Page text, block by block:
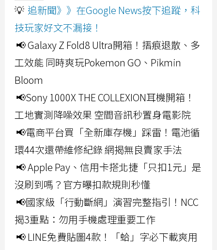
💡 追新聞》》在Google News按下追蹤，科
技玩家好文不漏接！
📢 Galaxy Z Fold8 Ultra開箱！摺痕退散、多
工效能 同時爽玩Pokemon GO、Pikmin
Bloom
📢Sony 1000X THE COLLEXION耳機開箱！
工地實測降噪效果 空間音訊秒置身電影院
📢電商平台買「全新庫存機」踩雷！電池循
環44次還帶維修紀錄 網揭無良賣家手法
📢 Apple Pay、信用卡搭北捷「只扣1元」是
沒刷到嗎？官方曝扣款規則秒懂
📢國家級「行動斷網」演習完整指引！NCC
揭3重點：勿用手機處理重要工作
📢 LINE免費貼圖4款！「蛤」字必下載爽用